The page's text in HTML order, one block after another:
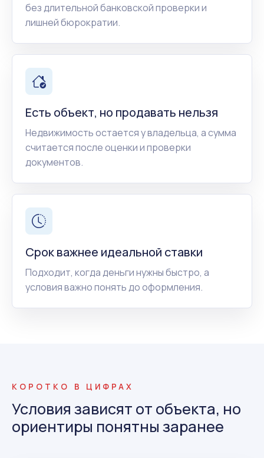
без длительной банковской проверки и
лишней бюрократии.
Есть объект, но продавать нельзя
Недвижимость остается у владельца, а сумма
считается после оценки и проверки
документов.
Срок важнее идеальной ставки
Подходит, когда деньги нужны быстро, а
условия важно понять до оформления.
КОРОТКО В ЦИФРАХ
Условия зависят от объекта, но
ориентиры понятны заранее